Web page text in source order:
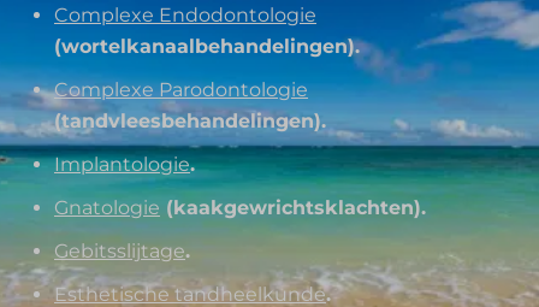
Complexe Endodontologie
(wortelkanaalbehandelingen).
Complexe Parodontologie
(tandvleesbehandelingen).
Implantologie.
Gnatologie (kaakgewrichtsklachten).
Gebitsslijtage.
Esthetische tandheelkunde.